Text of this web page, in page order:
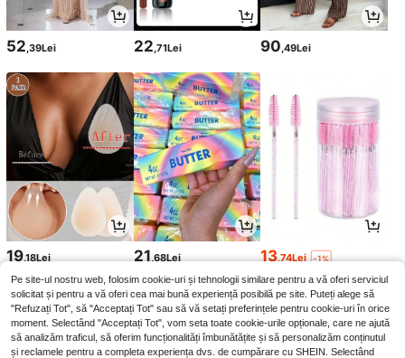
52 ,39Lei 22 ,71Lei 90 ,49Lei
19,18Lei 21,68Lei 13,74Lei -1%
Preț minim
Pe site-ul nostru web, folosim cookie-uri și tehnologii similare pentru a vă oferi serviciul
solicitat și pentru a vă oferi cea mai bună experiență posibilă pe site. Puteți alege să
"Refuzați Tot", să "Acceptați Tot" sau să vă setați preferințele pentru cookie-uri în orice
moment. Selectând "Acceptați Tot", vom seta toate cookie-urile opționale, care ne ajută
să analizăm traficul, să oferim funcționalități îmbunătățite și să personalizăm conținutul
și reclamele pentru a completa experiența dvs. de cumpărare cu SHEIN. Selectând